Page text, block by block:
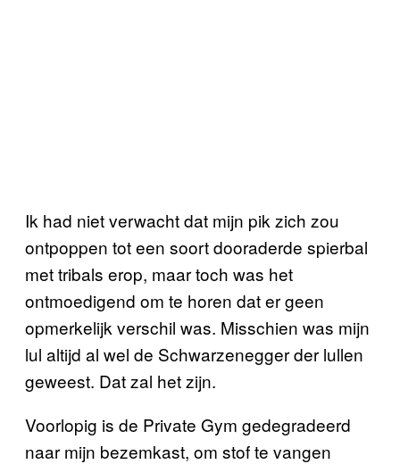
Ik had niet verwacht dat mijn pik zich zou
ontpoppen tot een soort dooraderde spierbal
met tribals erop, maar toch was het
ontmoedigend om te horen dat er geen
opmerkelijk verschil was. Misschien was mijn
lul altijd al wel de Schwarzenegger der lullen
geweest. Dat zal het zijn.
Voorlopig is de Private Gym gedegradeerd
naar mijn bezemkast, om stof te vangen